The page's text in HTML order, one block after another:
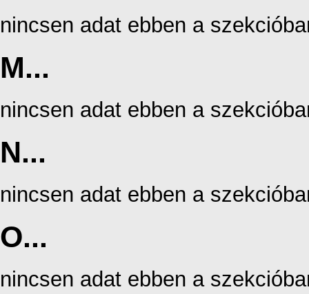
nincsen adat ebben a
M...
nincsen adat ebben a
N...
nincsen adat ebben a
O...
nincsen adat ebben a